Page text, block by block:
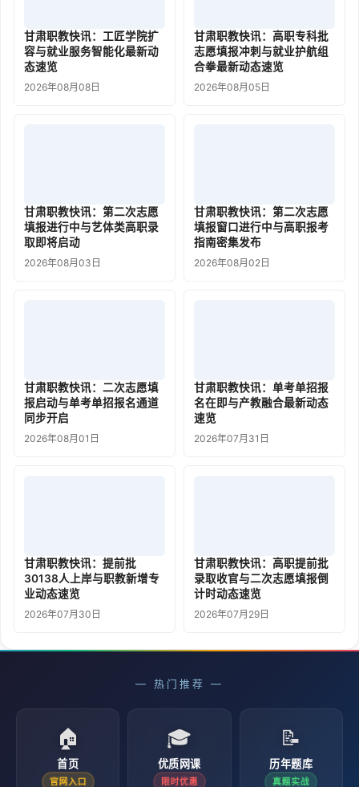
甘肃职教快讯：工匠学院扩
容与就业服务智能化最新动
态速览
2026年08月08日
甘肃职教快讯：高职专科批
志愿填报冲刺与就业护航组
合拳最新动态速览
2026年08月05日
甘肃职教快讯：第二次志愿
填报进行中与艺体类高职录
取即将启动
2026年08月03日
甘肃职教快讯：第二次志愿
填报窗口进行中与高职报考
指南密集发布
2026年08月02日
甘肃职教快讯：二次志愿填
报启动与单考单招报名通道
同步开启
2026年08月01日
甘肃职教快讯：单考单招报
名在即与产教融合最新动态
速览
2026年07月31日
甘肃职教快讯：提前批
30138人上岸与职教新增专
业动态速览
2026年07月30日
甘肃职教快讯：高职提前批
录取收官与二次志愿填报倒
计时动态速览
2026年07月29日
— 热门推荐 —
🏠
首页
官网入口
🎓
优质网课
限时优惠
📝
历年题库
真题实战